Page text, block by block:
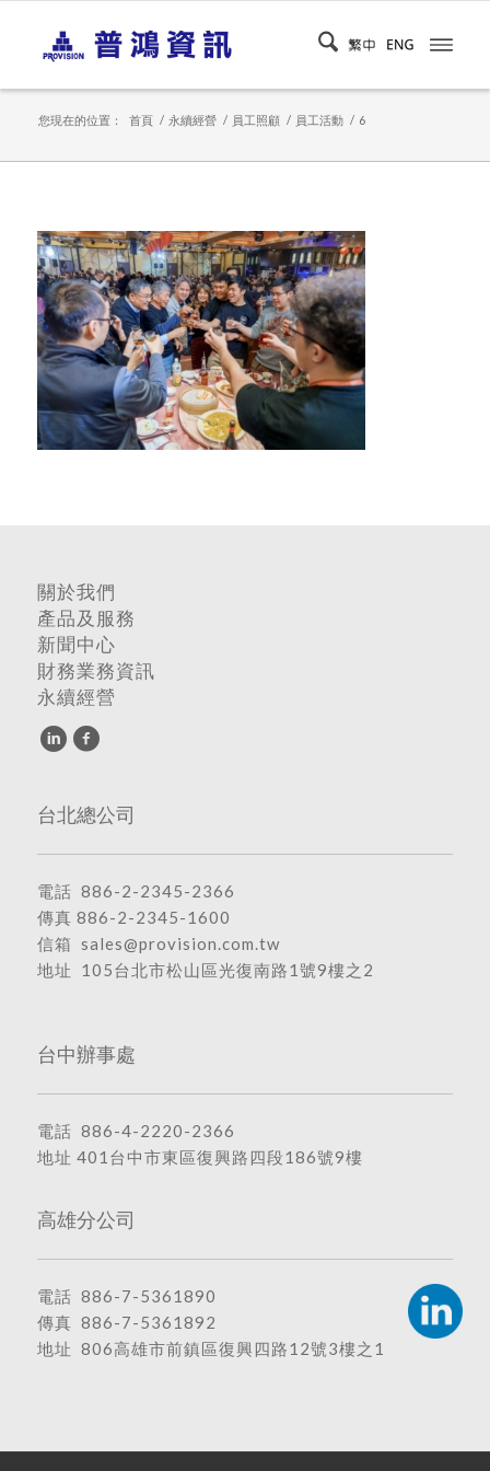
您現在的位置： 首頁 / 永續經營 / 員工照顧 / 員工活動 / 6
關於我們
產品及服務
新聞中心
財務業務資訊
永續經營
台北總公司
電話 886-2-2345-2366
傳真 886-2-2345-1600
信箱 sales@provision.com.tw
地址 105台北市松山區光復南路1號9樓之2
台中辦事處
電話 886-4-2220-2366
地址 401台中市東區復興路四段186號9樓
高雄分公司
電話 886-7-5361890
傳真 886-7-5361892
地址 806高雄市前鎮區復興四路12號3樓之1